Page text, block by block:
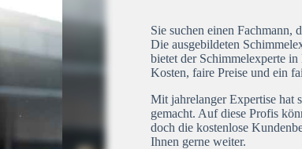
Sie suchen einen Fachmann,
Die ausgebildeten
bietet der Schimmelexperte
Kosten, faire Preise und ein
Mit jahrelanger Expertise hat
gemacht. Auf diese Profis
doch die kostenlose
Ihnen gerne weiter.